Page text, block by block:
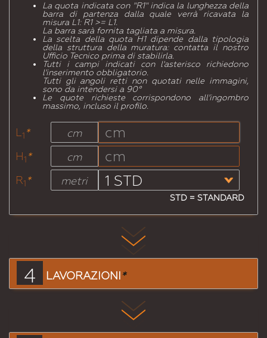
La quota indicata con "R1" indica la lunghezza della
barra di partenza dalla quale verrà ricavata la
misura L1: R1 >= L1.
La barra sarà fornita tagliata a misura.
La scelta della quota H1 dipende dalla tipologia
della struttura della muratura: contatta il nostro
Ufficio Tecnico prima di stabilirla.
Tutti i campi indicati con l'asterisco richiedono
l'inserimento obbligatorio.
Tutti gli angoli retti non quotati nelle immagini,
sono da intendersi a 90°
Le quote richieste corrispondono all'ingombro
massimo, incluso il profilo.
L 1 *
cm
H1 *
cm
R1 * metri
STD = STANDARD
4 LAVORAZIONI*